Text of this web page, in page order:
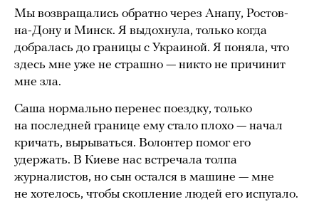
Мы возвращались обратно через Анапу, Ростов-
на-Дону и Минск. Я выдохнула, только когда
добралась до границы с Украиной. Я поняла, что
здесь мне уже не страшно — никто не причинит
мне зла.
Саша нормально перенес поездку, только
на последней границе ему стало плохо — начал
кричать, вырываться. Волонтер помог его
удержать. В Киеве нас встречала толпа
журналистов, но сын остался в машине — мне
не хотелось, чтобы скопление людей его испугало.